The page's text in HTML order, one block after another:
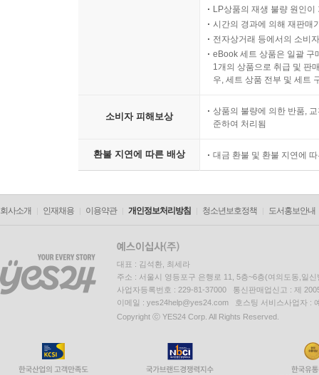
LP상품의 재생 불량 원인
시간의 경과에 의해 재판매
전자상거래 등에서의 소비
eBook 세트 상품은 일괄 구
1개의 상품으로 취급 및 판
우, 세트 상품 전부 및 세트
소비자 피해보상
상품의 불량에 의한 반품,
준하여 처리됨
환불 지연에 따른 배상 대금 환불 및 환불 지연에
회사소개 인재채용 이용약관 개인정보처리방침 청소년보호정책 도서홍보안내
대표 : 김석환, 최세라
주소 : 서울시 영등포구 은행로 11, 5층~6층(여의도동,일신
사업자등록번호 : 229-81-37000 통신판매업신고 : 제
이메일 : yes24help@yes24.com 호스팅 서비스사업자 :
Copyright ⓒ YES24 Corp. All Rights Reserved.